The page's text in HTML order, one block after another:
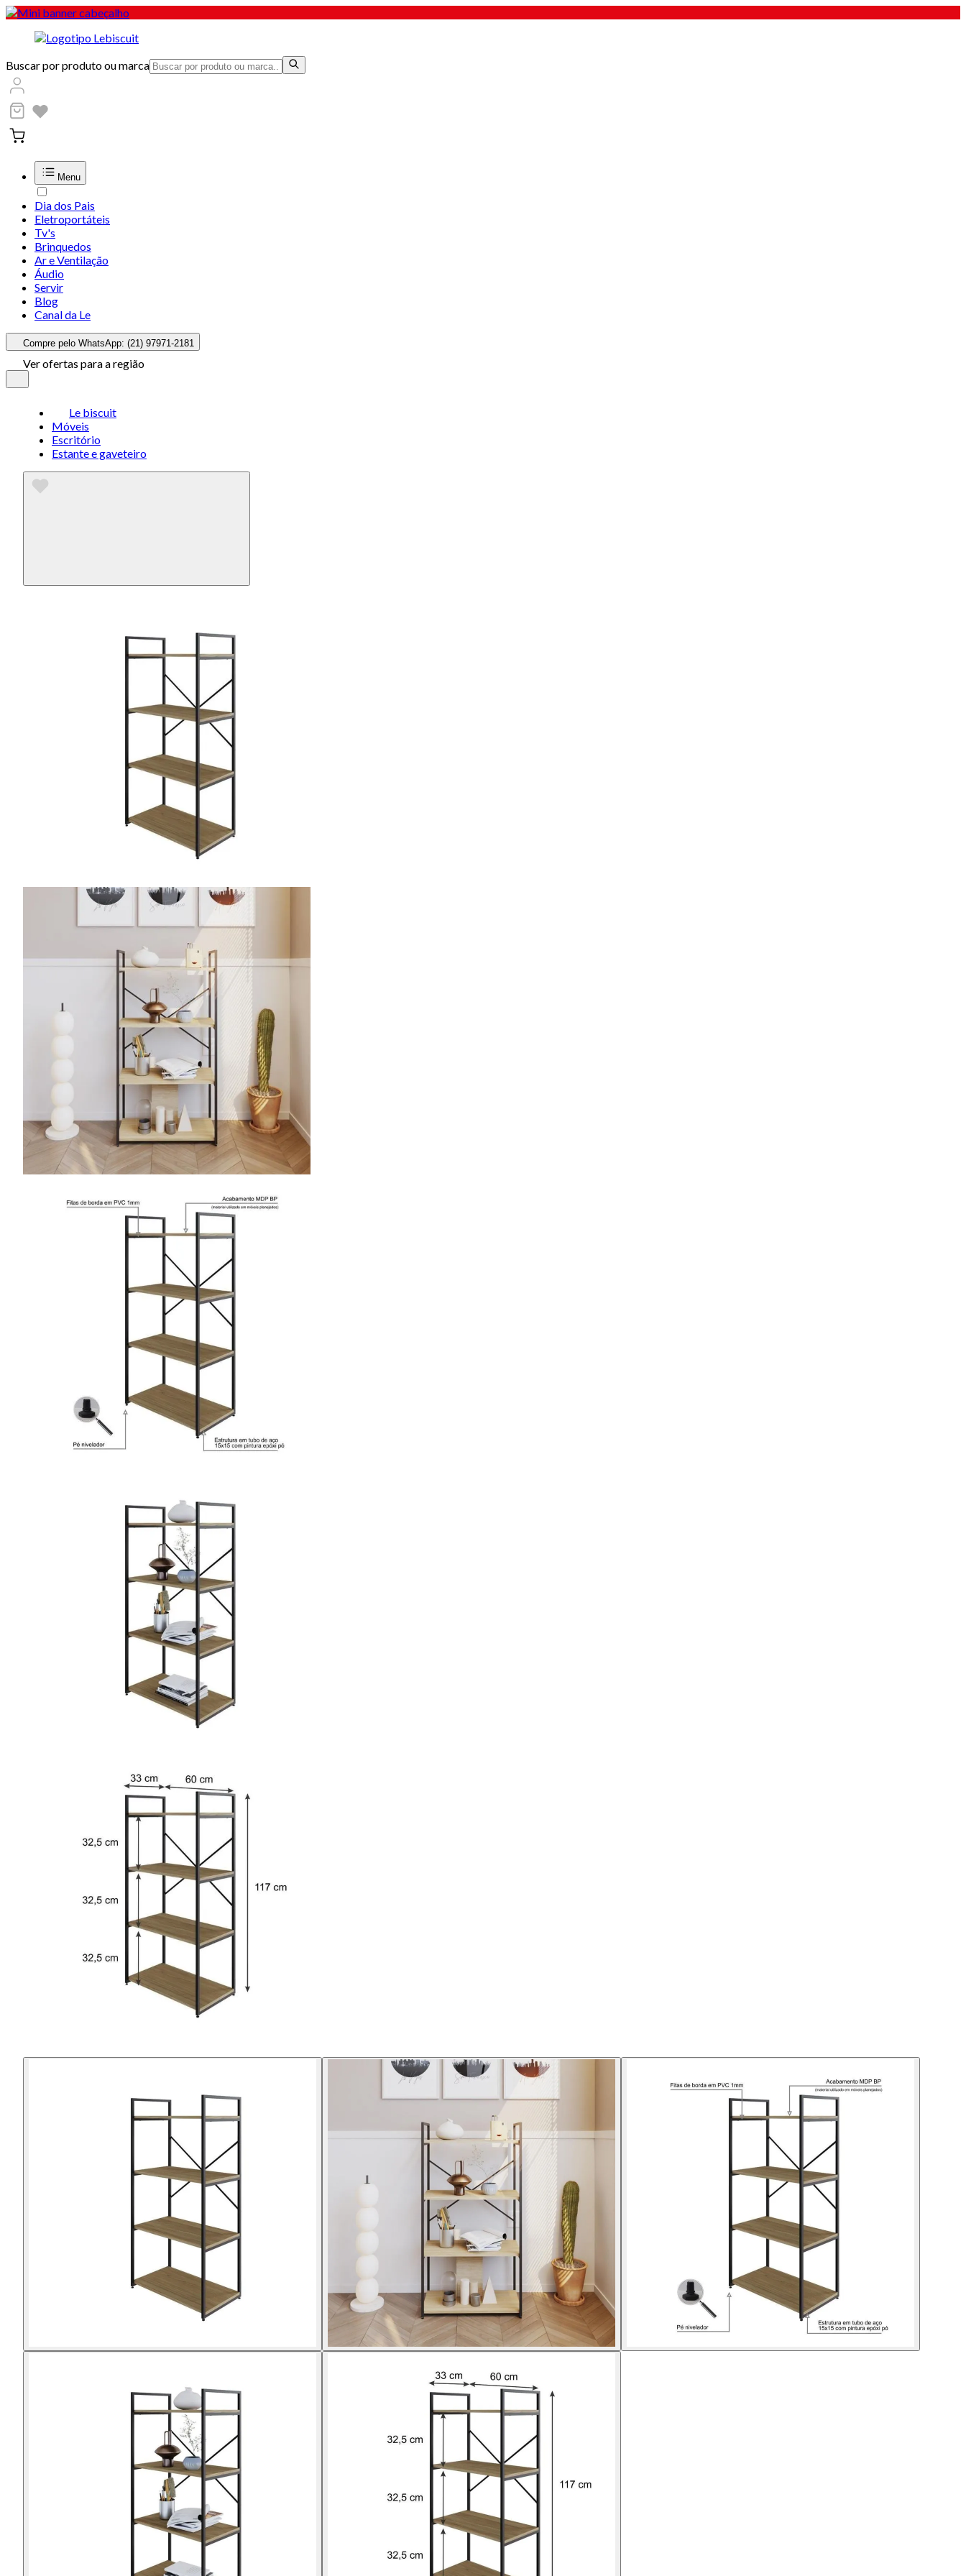
Buscar por produto ou marca
Menu
Dia dos Pais
Eletroportáteis
Tv's
Brinquedos
Ar e Ventilação
Áudio
Servir
Blog
Canal da Le
Compre pelo WhatsApp: (21) 97971-2181
Ver ofertas para a região
Le biscuit
Móveis
Escritório
Estante e gaveteiro